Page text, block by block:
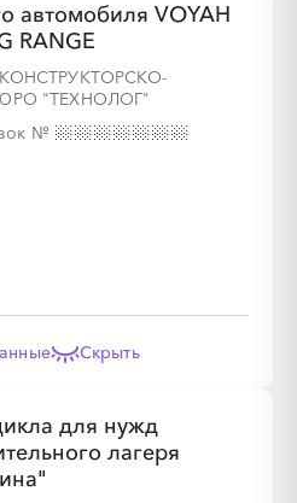
автомобиля VOYAH
RANGE
"ТЕХНОЛОГ"
№
Скрыть
для нужд
лагеря